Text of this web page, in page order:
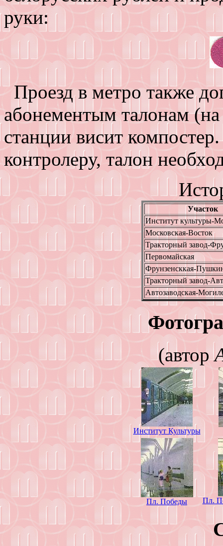
руки:
Проезд в метро также
абонементым талонам
станции висит
контролеру, талон
Участок
Институт культуры-
Московская-Восток
Тракторный завод-
Первомайская
Фрунзенсккая-
Тракторный завод-
Автозаводская-
(автор
Институт Культуры
Пл. Победы Пл.